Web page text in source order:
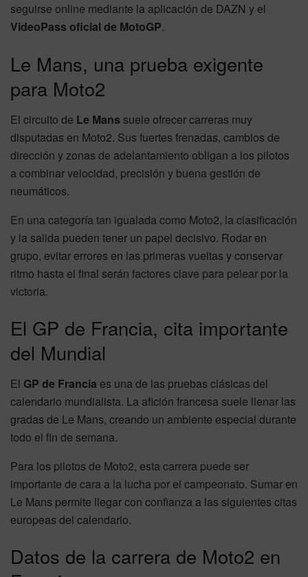
seguirse online mediante la aplicación de DAZN y el
VideoPass oficial de MotoGP.
Le Mans, una prueba exigente
para Moto2
El circuito de Le Mans suele ofrecer carreras muy
disputadas en Moto2. Sus fuertes frenadas, cambios de
dirección y zonas de adelantamiento obligan a los pilotos
a combinar velocidad, precisión y buena gestión de
neumáticos.
En una categoría tan igualada como Moto2, la clasificación
y la salida pueden tener un papel decisivo. Rodar en
grupo, evitar errores en las primeras vueltas y conservar
ritmo hasta el final serán factores clave para pelear por la
victoria.
El GP de Francia, cita importante
del Mundial
El GP de Francia es una de las pruebas clásicas del
calendario mundialista. La afición francesa suele llenar las
gradas de Le Mans, creando un ambiente especial durante
todo el fin de semana.
Para los pilotos de Moto2, esta carrera puede ser
importante de cara a la lucha por el campeonato. Sumar en
Le Mans permite llegar con confianza a las siguientes citas
europeas del calendario.
Datos de la carrera de Moto2 en